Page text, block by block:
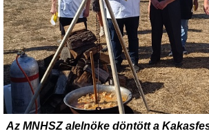
Az MNHSZ alelnöke döntött a